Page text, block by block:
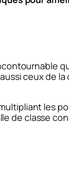
ceux de la
les
de classe